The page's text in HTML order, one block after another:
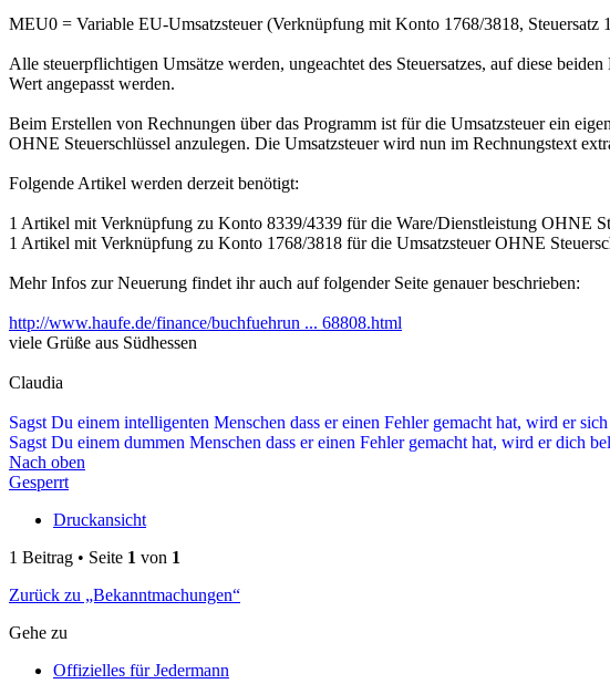
MEU0 = Variable EU-Umsatzsteuer (Verknüpfung mit Konto 1768/3818, Steuersatz
Alle steuerpflichtigen Umsätze werden, ungeachtet des Steuersatzes, auf diese
Wert angepasst werden.
Beim Erstellen von Rechnungen über das Programm ist für die Umsatzsteuer ein
OHNE Steuerschlüssel anzulegen. Die Umsatzsteuer wird nun im Rechnungstext
Folgende Artikel werden derzeit benötigt:
1 Artikel mit Verknüpfung zu Konto 8339/4339 für die Ware/Dienstleistung OHNE
1 Artikel mit Verknüpfung zu Konto 1768/3818 für die Umsatzsteuer OHNE
Mehr Infos zur Neuerung findet ihr auch auf folgender Seite genauer beschrieben:
http://www.haufe.de/finance/buchfuehrun ... 68808.html
viele Grüße aus Südhessen
Claudia
Sagst Du einem intelligenten Menschen dass er einen Fehler gemacht hat, wird er
Sagst Du einem dummen Menschen dass er einen Fehler gemacht hat, wird er dich
Nach oben
Gesperrt
Druckansicht
1 Beitrag • Seite 1 von 1
Zurück zu „Bekanntmachungen“
Gehe zu
Offizielles für Jedermann